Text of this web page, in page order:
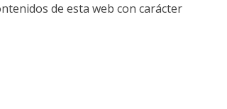
de esta web con carácter